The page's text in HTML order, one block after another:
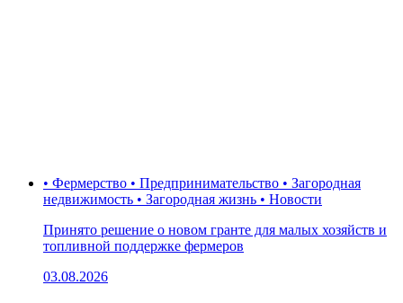
• Фермерство • Предпринимательство • Загородная
недвижимость • Загородная жизнь • Новости
Принято решение о новом гранте для малых хозяйств и
топливной поддержке фермеров
03.08.2026